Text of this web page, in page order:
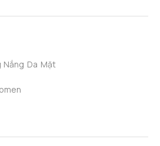
Nắng Da Mặt